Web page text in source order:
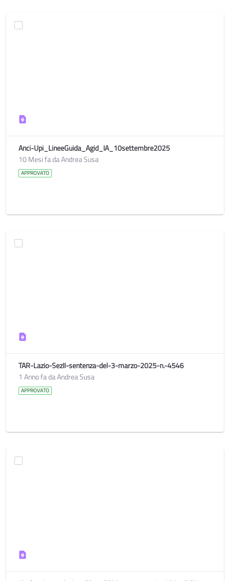
Anci-Upi_LineeGuida_Agid_IA_10settembre2025
10 Mesi fa da Andrea Susa
APPROVATO
TAR-Lazio-SezII-sentenza-del-3-marzo-2025-n.-4546
1 Anno fa da Andrea Susa
APPROVATO